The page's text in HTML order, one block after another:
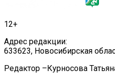
12+
Адрес редакции:
633623, Новосибирская
Редактор –Курносова